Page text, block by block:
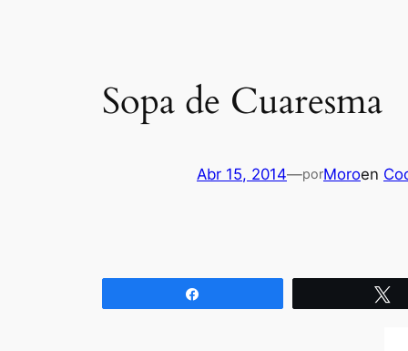
Sopa de Cuaresma
Abr 15, 2014—porMoroen